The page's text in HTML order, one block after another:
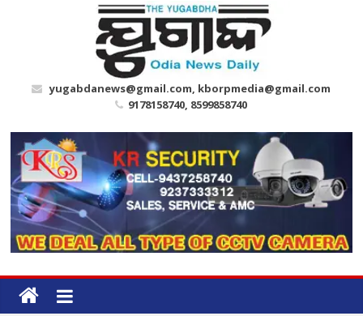
yugabdanews@gmail.com, kborpmedia@gmail.com
9178158740, 8599858740